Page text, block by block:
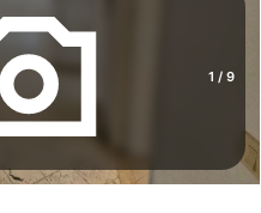
1 / 9